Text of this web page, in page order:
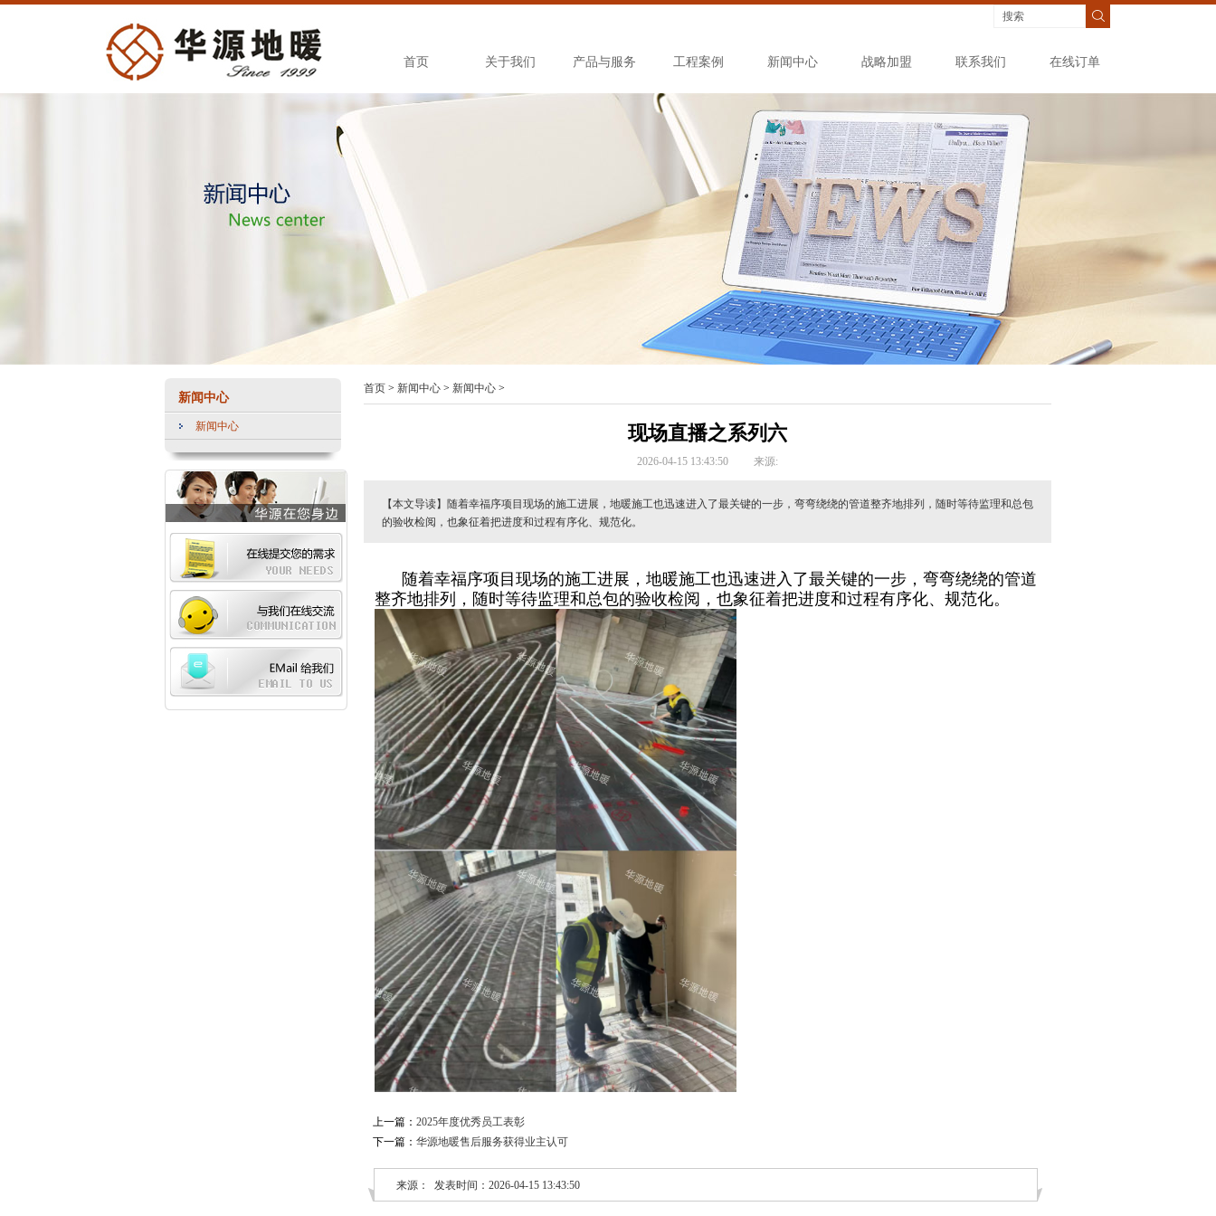
首页 关于我们 产品与服务 工程案例 新闻中心 战略加盟 联系我们 在线订单
新闻中心
新闻中心
首页 > 新闻中心 > 新闻中心 >
现场直播之系列六
2026-04-15 13:43:50 来源:
【本文导读】随着幸福序项目现场的施工进展，地暖施工也迅速进入了最关键的一步，弯弯绕绕的管道整齐地排列，随时等待监理和总包
的验收检阅，也象征着把进度和过程有序化、规范化。
随着幸福序项目现场的施工进展，地暖施工也迅速进入了最关键的一步，弯弯绕绕的管道
整齐地排列，随时等待监理和总包的验收检阅，也象征着把进度和过程有序化、规范化。
上一篇： 2025年度优秀员工表彰
下一篇： 华源地暖售后服务获得业主认可
来源： 发表时间：2026-04-15 13:43:50